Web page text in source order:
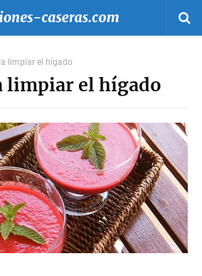
limpiar el hígado
limpiar el hígado